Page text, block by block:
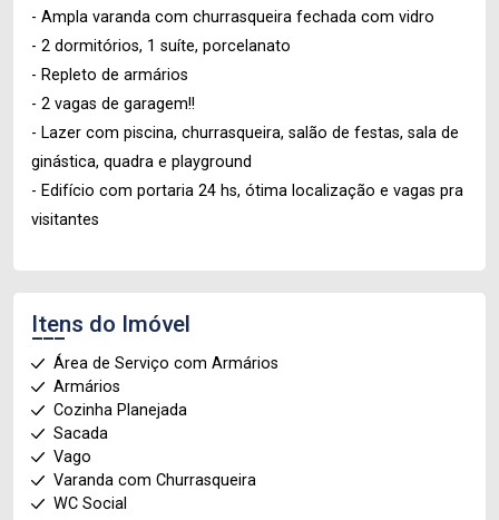
- Ampla varanda com churrasqueira fechada com vidro
- 2 dormitórios, 1 suíte, porcelanato
- Repleto de armários
- 2 vagas de garagem!!
- Lazer com piscina, churrasqueira, salão de festas, sala de
ginástica, quadra e playground
- Edifício com portaria 24 hs, ótima localização e vagas pra
visitantes
Itens do Imóvel
Área de Serviço com Armários
Armários
Cozinha Planejada
Sacada
Vago
Varanda com Churrasqueira
WC Social